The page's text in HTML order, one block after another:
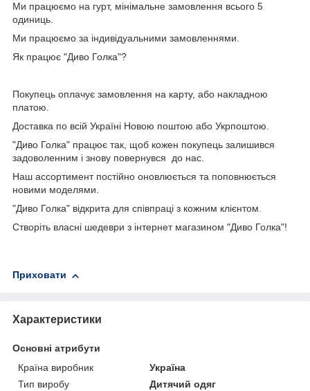
Ми працюємо на гурт, мінімальне замовлення всього 5
одиниць.
Ми працюємо за індивідуальними замовленнями.
Як працює "Диво Голка"?
Покупець оплачує замовлення на карту, або накладною
платою.
Доставка по всій Україні Новою поштою або Укрпоштою.
"Диво Голка" працює так, щоб кожен покупець залишився
задоволенним і знову повернувся до нас.
Наш ассортимент постійно оновлюється та поповнюється
новими моделями.
"Диво Голка" відкрита для співпраці з кожним клієнтом.
Створіть власні шедеври з інтернет магазином "Диво Голка"!
Приховати
Характеристики
Основні атрибути
Країна виробник
Україна
Тип виробу
Дитячий одяг